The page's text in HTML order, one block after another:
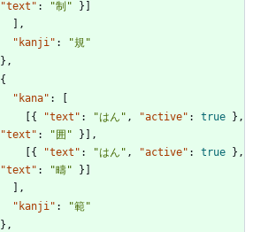
"text" : "制" }
,
"kanji" :
"規"
} ,
{
"kana" :
{ "text" : "はん" , "active" : true } ,
"text" : "囲" }
,
{ "text" : "はん" , "active" : true } ,
"text" : "疇" }
,
"kanji" :
"範"
} ,